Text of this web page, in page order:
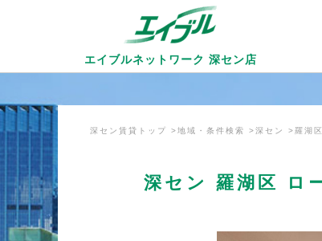
エイブルネットワーク 深セン店
深セン賃貸トップ 地域・条件検索 深セン 羅湖
深セン 羅湖区 ロ